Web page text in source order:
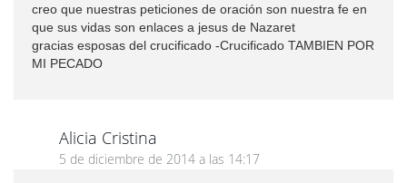
creo que nuestras peticiones de oración son nuestra fe en
que sus vidas son enlaces a jesus de Nazaret
gracias esposas del crucificado -Crucificado TAMBIEN POR
MI PECADO
Alicia Cristina
5 de diciembre de 2014 a las 14:17